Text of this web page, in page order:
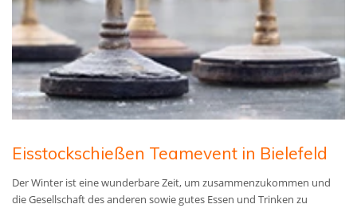
Eisstockschießen Teamevent in Bielefeld
Der Winter ist eine wunderbare Zeit, um zusammenzukommen und
die Gesellschaft des anderen sowie gutes Essen und Trinken zu